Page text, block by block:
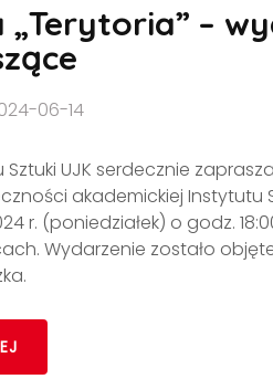
–
06-14
Sztuki UJK serdecznie
akademickiej Instytutu
r. (poniedziałek) o godz.
Wydarzenie zostało